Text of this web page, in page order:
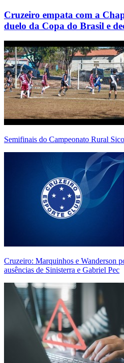
Cruzeiro empata com a
duelo da Copa do Brasil e
Semifinais do Campeonato Rural
Cruzeiro: Marquinhos e Wanderson
ausências de Sinisterra e Gabriel Pec